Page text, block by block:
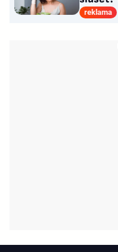
reklama